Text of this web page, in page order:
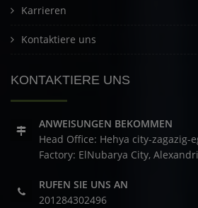
Karrieren
Kontaktiere uns
KONTAKTIERE UNS
ANWEISUNGEN BEKOMMEN
Head Office: Hehya city-zagazig-
Factory: ElNubarya City,
RUFEN SIE UNS AN
201284302496